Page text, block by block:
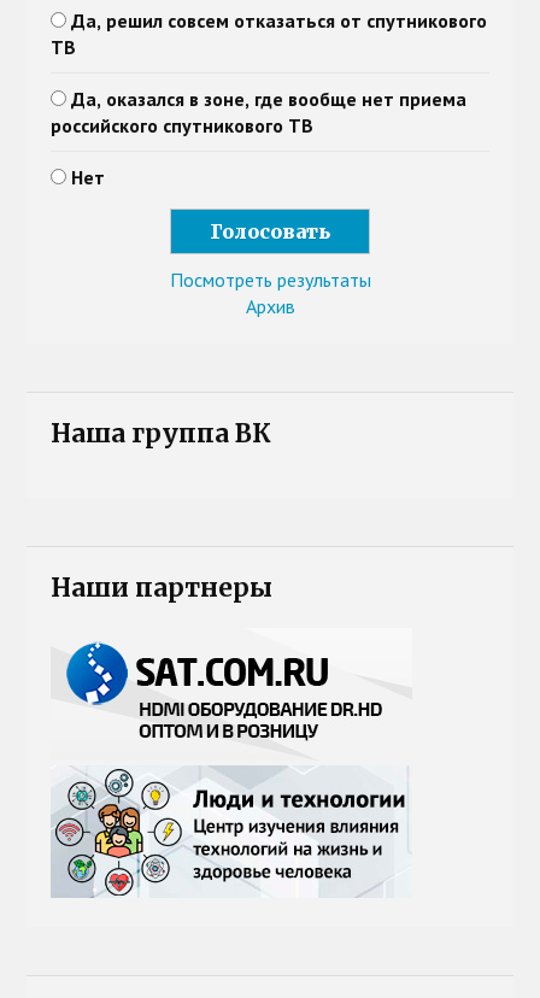
Да, решил совсем отказаться от спутникового
ТВ
Да, оказался в зоне, где вообще нет приема
российского спутникового ТВ
Нет
Посмотреть результаты
Архив
Наша группа ВК
Наши партнеры